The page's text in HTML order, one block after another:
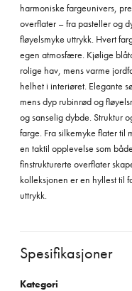
harmoniske fargeunivers,
overflater – fra pasteller og
fløyelsmyke uttrykk. Hvert
egen atmosfære. Kjølige
rolige hav, mens varme
helhet i interiøret. Elegante
mens dyp rubinrød og
og sanselig dybde. Struktur
farge. Fra silkemyke flater til
en taktil opplevelse som
finstrukturerte overflater
kolleksjonen er en hyllest til
uttrykk.
Spesifikasjoner
Kategori